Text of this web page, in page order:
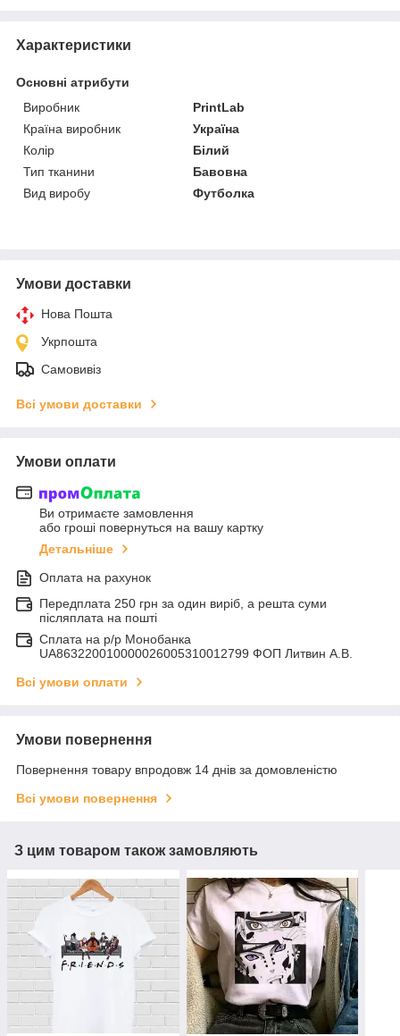
Характеристики
Основні атрибути
Виробник
PrintLab
Країна виробник
Україна
Колір
Білий
Тип тканини
Бавовна
Вид виробу
Футболка
Умови доставки
Нова Пошта
Укрпошта
Самовивіз
Всі умови доставки
Умови оплати
Ви отримаєте замовлення
або гроші повернуться на вашу картку
Детальніше
Оплата на рахунок
Передплата 250 грн за один виріб, а решта суми
післяплата на пошті
Сплата на р/р Монобанка
UA863220010000026005310012799 ФОП Литвин А.В.
Всі умови оплати
Умови повернення
Повернення товару впродовж 14 днів за домовленістю
Всі умови повернення
З цим товаром також замовляють